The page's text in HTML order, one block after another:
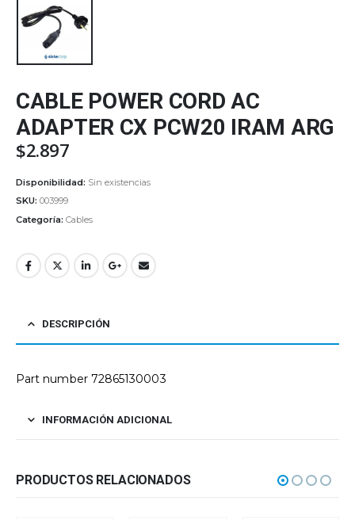
CABLE POWER CORD AC
ADAPTER CX PCW20 IRAM ARG
$2.897
Disponibilidad: Sin existencias
SKU: 003999
Categoría: Cables
DESCRIPCIÓN
Part number 72865130003
INFORMACIÓN ADICIONAL
PRODUCTOS RELACIONADOS